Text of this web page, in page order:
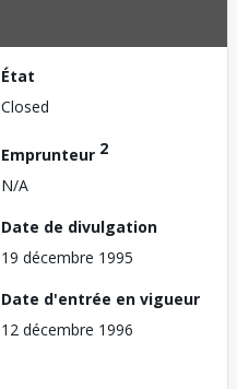
État
Closed
Emprunteur 2
N/A
Date de divulgation
19 décembre 1995
Date d'entrée en vigueur
12 décembre 1996